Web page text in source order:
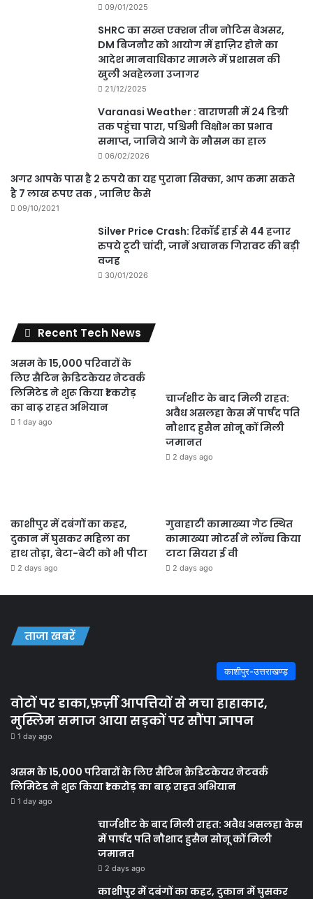
09/01/2025
SHRC का सख्त एक्शन तीन नोटिस बेअसर,
DM बिजनौर को आयोग में हाज़िर होने का
आदेश मानवाधिकार मामले में प्रशासन की
खुली अवहेलना उजागर
21/12/2025
Varanasi Weather : वाराणसी में 24 डिग्री
तक पहुंचा पारा, पश्चिमी विक्षोभ का प्रभाव
समाप्त, जानिये आगे के मौसम का हाल
06/02/2026
अगर आपके पास है 2 रुपये का यह पुराना सिक्का, आप कमा सकते
है 7 लाख रूपए तक , जानिए कैसे
09/10/2021
Silver Price Crash: रिकॉर्ड हाई से 44 हजार
रुपये टूटी चांदी, जानें अचानक गिरावट की बड़ी
वजह
30/01/2026
Recent Tech News
असम के 15,000 परिवारों के
लिए सैटिन क्रेडिटकेयर नेटवर्क
लिमिटेड ने शुरू किया ₹1 करोड़
का बाढ़ राहत अभियान
1 day ago
चार्जशीट के बाद मिली राहत:
अवैध असलहा केस में पार्षद पति
नौशाद हुसैन सोनू कों मिली
जमानत
2 days ago
काशीपुर में दबंगों का कहर,
दुकान में घुसकर महिला का
हाथ तोड़ा, बेटा-बेटी को भी पीटा
2 days ago
गुवाहाटी कामाख्या गेट स्थित
कामाख्या मोटर्स ने लॉन्च किया
टाटा सियरा ई वी
2 days ago
ताजा खबरें
काशीपुर-उत्तराखण्ड़
वोटों पर डाका,फ़र्ज़ी आपत्तियों से मचा हाहाकार,
मुस्लिम समाज आया सड़कों पर सौंपा ज्ञापन
1 day ago
असम के 15,000 परिवारों के लिए सैटिन क्रेडिटकेयर नेटवर्क
लिमिटेड ने शुरू किया ₹1 करोड़ का बाढ़ राहत अभियान
1 day ago
चार्जशीट के बाद मिली राहत: अवैध असलहा केस
में पार्षद पति नौशाद हुसैन सोनू कों मिली
जमानत
2 days ago
काशीपुर में दबंगों का कहर, दुकान में घुसकर